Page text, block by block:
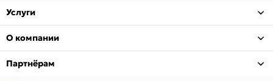
Услуги
О компании
Партнёрам